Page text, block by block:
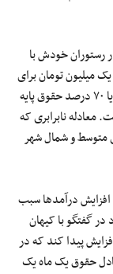
رستوران خودش با
میلیون تومان برای
پنج پُرس غذا و مخلفات، یعنی رقمی که معادل دو سوم یا ۷۰ درصد حقوق پایه
معادله نابرابری که
متوسط و شمال شهر
درآمدها سبب
گفتگو با کیهان
پیدا کند که در
حقوق یک ماه یک